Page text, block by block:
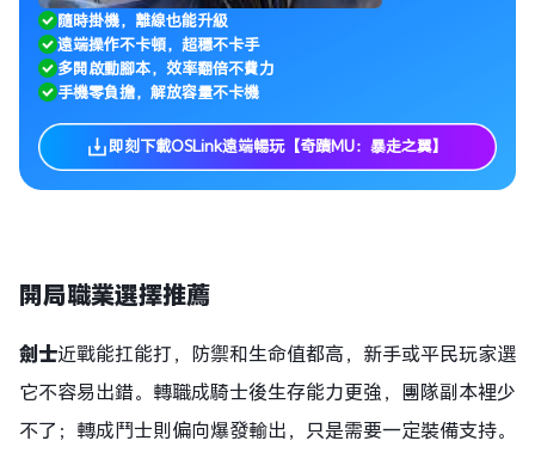
隨時掛機，離線也能升級
遠端操作不卡頓，超穩不卡手
多開啟動腳本，效率翻倍不費力
手機零負擔，解放容量不卡機
即刻下載OSLink遠端暢玩【奇蹟MU：暴走之翼】
開局職業選擇推薦
劍士近戰能扛能打，防禦和生命值都高，新手或平民玩家選
它不容易出錯。轉職成騎士後生存能力更強，團隊副本裡少
不了；轉成鬥士則偏向爆發輸出，只是需要一定裝備支持。